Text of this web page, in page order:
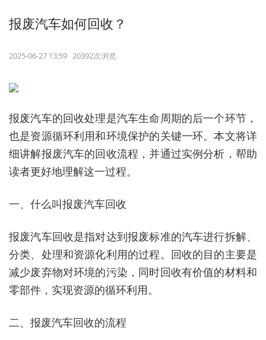
报废汽车如何回收？
2025-06-27 13:59 20392次浏览
报废汽车的回收处理是汽车生命周期的后一个环节，
也是资源循环利用和环境保护的关键一环。本文将详
细讲解报废汽车的回收流程，并通过实例分析，帮助
读者更好地理解这一过程。
一、什么叫报废汽车回收
报废汽车回收是指对达到报废标准的汽车进行拆解、
分类、处理和资源化利用的过程。回收的目的主要是
减少废弃物对环境的污染，同时回收有价值的材料和
零部件，实现资源的循环利用。
二、报废汽车回收的流程